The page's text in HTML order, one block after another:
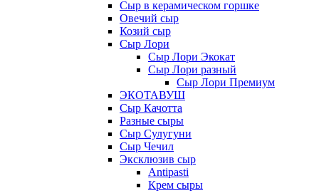
Сыр в керамическом горшке
Овечий сыр
Козий сыр
Сыр Лори
Сыр Лори Экокат
Сыр Лори разный
Сыр Лори Премиум
ЭКОТАВУШ
Сыр Качотта
Разные сыры
Сыр Сулугуни
Сыр Чечил
Эксклюзив сыр
Antipasti
Крем сыры